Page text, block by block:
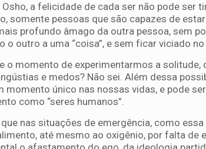
Osho, a felicidade de cada ser não pode ser
somente pessoas que são capazes de
profundo âmago da outra pessoa, sem
o outro a uma “coisa”, e sem ficar viciado
o momento de experimentarmos a
e medos? Não sei. Além dessa
momento único nas nossas vidas, e pode
como “seres humanos”.
nas situações de emergência, como
até mesmo ao oxigênio, por falta de